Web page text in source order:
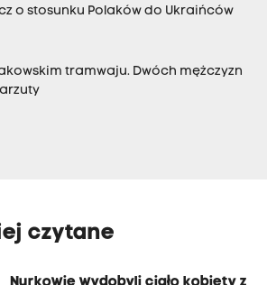
o stosunku Polaków do Ukraińców
tramwaju. Dwóch mężczyzn
czytane